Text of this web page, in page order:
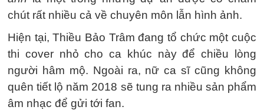
chút rất nhiều cả về chuyên môn lẫn hình ảnh.
Hiện tại, Thiều Bảo Trâm đang tổ chức một cuộc
thi cover nhỏ cho ca khúc này để chiều lòng
người hâm mộ. Ngoài ra, nữ ca sĩ cũng không
quên tiết lộ năm 2018 sẽ tung ra nhiều sản phẩm
âm nhạc để gửi tới fan.